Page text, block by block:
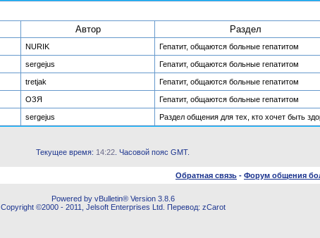
Автор Раздел
NURIK Гепатит, общаются больные гепатитом
sergejus Гепатит, общаются больные гепатитом
tretjak Гепатит, общаются больные гепатитом
ОЗЯ Гепатит, общаются больные гепатитом
sergejus Раздел общения для тех, кто хочет быть
Текущее время: 14:22 . Часовой пояс GMT.
Обратная связь - Форум общения
Powered by vBulletin® Version 3.8.6
Copyright ©2000 - 2011, Jelsoft Enterprises Ltd. Перевод: zCarot